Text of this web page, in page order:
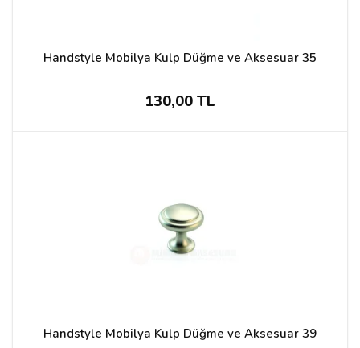
Handstyle Mobilya Kulp Düğme ve Aksesuar 35
130,00 TL
Handstyle Mobilya Kulp Düğme ve Aksesuar 39